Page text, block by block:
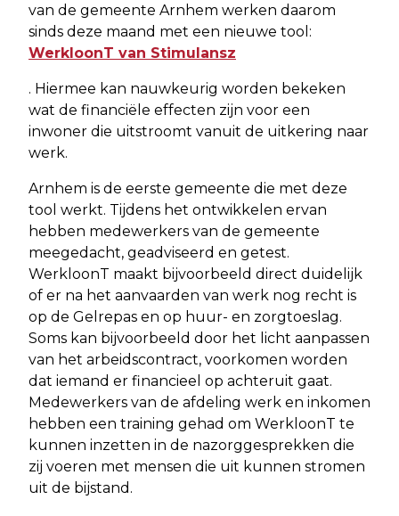
van de gemeente Arnhem werken daarom
sinds deze maand met een nieuwe tool:
WerkloonT van Stimulansz
. Hiermee kan nauwkeurig worden bekeken
wat de financiële effecten zijn voor een
inwoner die uitstroomt vanuit de uitkering naar
werk.
Arnhem is de eerste gemeente die met deze
tool werkt. Tijdens het ontwikkelen ervan
hebben medewerkers van de gemeente
meegedacht, geadviseerd en getest.
WerkloonT maakt bijvoorbeeld direct duidelijk
of er na het aanvaarden van werk nog recht is
op de Gelrepas en op huur- en zorgtoeslag.
Soms kan bijvoorbeeld door het licht aanpassen
van het arbeidscontract, voorkomen worden
dat iemand er financieel op achteruit gaat.
Medewerkers van de afdeling werk en inkomen
hebben een training gehad om WerkloonT te
kunnen inzetten in de nazorggesprekken die
zij voeren met mensen die uit kunnen stromen
uit de bijstand.